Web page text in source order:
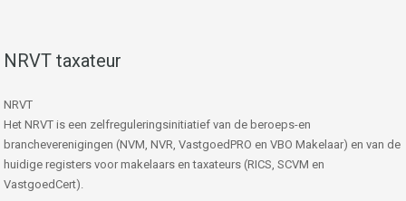
NRVT taxateur
NRVT
Het NRVT is een zelfreguleringsinitiatief van de beroeps-en
brancheverenigingen (NVM, NVR, VastgoedPRO en VBO Makelaar) en van de
huidige registers voor makelaars en taxateurs (RICS, SCVM en
VastgoedCert).